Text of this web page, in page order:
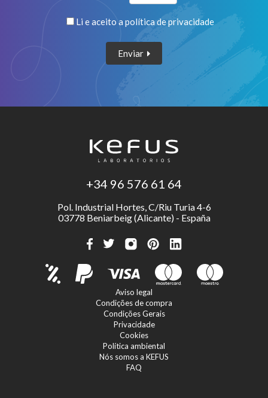
Li e aceito a política de privacidade
Enviar
+34 96 576 61 64
Pol. Industrial Hortes, C/Riu Turia 4-6
03778 Beniarbeig (Alicante) - España
Aviso legal
Condições de compra
Condições Gerais
Privacidade
Cookies
Política ambiental
Nós somos a KEFUS
FAQ